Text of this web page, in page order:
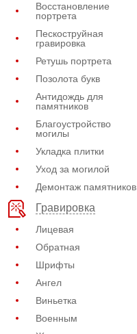
Восстановление
портрета
Пескоструйная
гравировка
Ретушь портрета
Позолота букв
Антидождь для
памятников
Благоустройство
могилы
Укладка плитки
Уход за могилой
Демонтаж памятников
Гравировка
Лицевая
Обратная
Шрифты
Ангел
Виньетка
Военным